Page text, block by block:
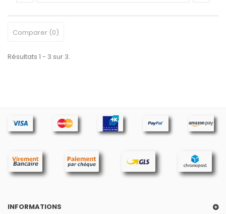
Comparer (0)
Résultats 1 - 3 sur 3.
INFORMATIONS